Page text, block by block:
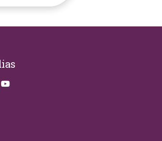
a look on our facebook page
Take a look on our LinkendIn page